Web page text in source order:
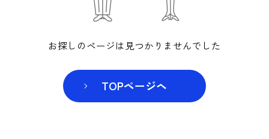
お探しのページは見つかりませんでした
TOPページヘ